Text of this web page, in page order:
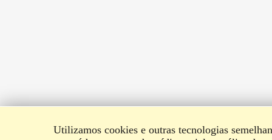
Utilizamos cookies e outras tecnologias